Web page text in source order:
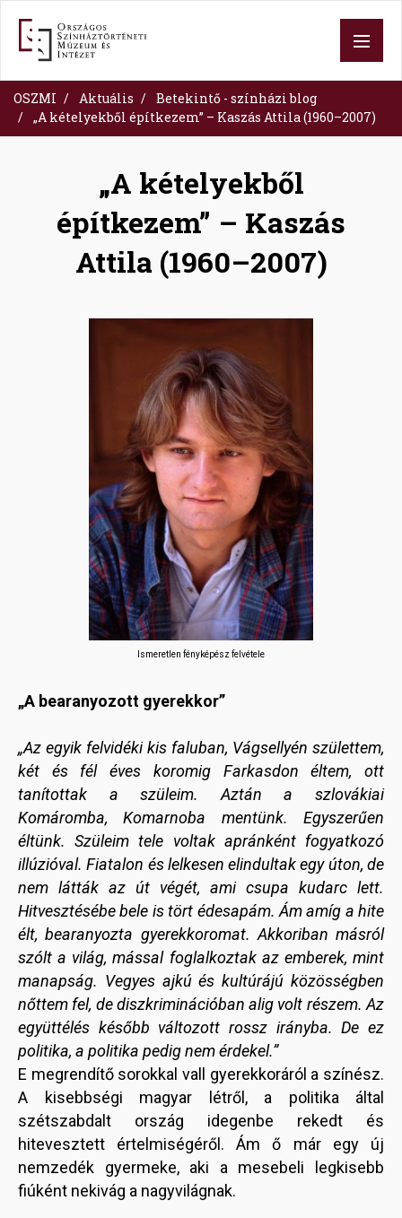
tartalomra
OSZMI Aktuális
Betekintő - színházi blog
„A kételyekből építkezem” – Kaszás Attila (1960–2007)
„A kételyekből
építkezem” – Kaszás
Attila (1960–2007)
Ismeretlen fényképész felvétele
„A bearanyozott gyerekkor”
„Az egyik felvidéki kis faluban, Vágsellyén születtem,
két és fél éves koromig Farkasdon éltem, ott
tanítottak a szüleim. Aztán a szlovákiai
Komáromba, Komarnoba mentünk. Egyszerűen
éltünk. Szüleim tele voltak apránként fogyatkozó
illúzióval. Fiatalon és lelkesen elindultak egy úton, de
nem látták az út végét, ami csupa kudarc lett.
Hitvesztésébe bele is tört édesapám. Ám amíg a hite
élt, bearanyozta gyerekkoromat. Akkoriban másról
szólt a világ, mással foglalkoztak az emberek, mint
manapság. Vegyes ajkú és kultúrájú közösségben
nőttem fel, de diszkriminációban alig volt részem. Az
együttélés később változott rossz irányba. De ez
politika, a politika pedig nem érdekel.”
E megrendítő sorokkal vall gyerekkoráról a színész.
A kisebbségi magyar létről, a politika által
szétszabdalt ország idegenbe rekedt és
hitevesztett értelmiségéről. Ám ő már egy új
nemzedék gyermeke, aki a mesebeli legkisebb
fiúként nekivág a nagyvilágnak.